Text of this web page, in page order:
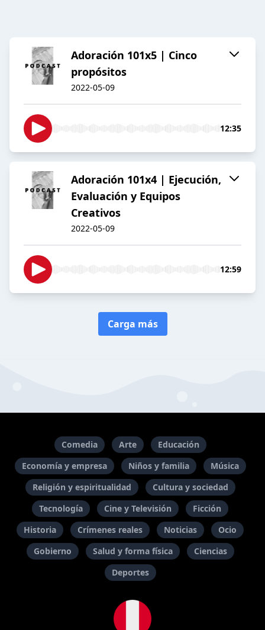
Adoración 101x5 | Cinco
propósitos
2022-05-09
12:35
Adoración 101x4 | Ejecución,
Evaluación y Equipos
Creativos
2022-05-09
12:59
Carga más
Comedia Arte
Educación
Economía y empresa
Niños y familia
Música
Religión y espiritualidad
Cultura y sociedad
Tecnología
Cine y Televisión
Ficción
Historia
Crímenes reales Noticias
Ocio
Gobierno
Salud y forma física
Ciencias
Deportes